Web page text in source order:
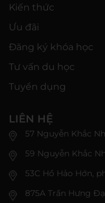
Kiến thức
Ưu đãi
Đăng ký khóa học
Tư vấn du học
Tuyển dụng
LIÊN HỆ
57 Nguyễn Khắc
59 Nguyễn Khắc
53C Hồ Hảo Hớn,
875A Trần Hưng